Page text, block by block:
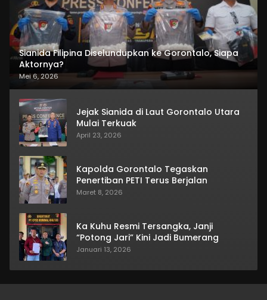
Sianida Filipina Diselundupkan ke Gorontalo, Siapa
Aktornya?
Mei 6, 2026
Jejak Sianida di Laut Gorontalo Utara
Mulai Terkuak
April 23, 2026
Kapolda Gorontalo Tegaskan
Penertiban PETI Terus Berjalan
Maret 8, 2026
Ka Kuhu Resmi Tersangka, Janji
“Potong Jari” Kini Jadi Bumerang
Januari 13, 2026